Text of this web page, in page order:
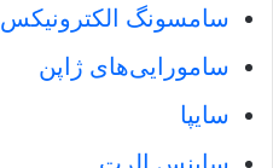
سامسونگ الکترونیکس
سامورایی‌های ژاپن
سایپا